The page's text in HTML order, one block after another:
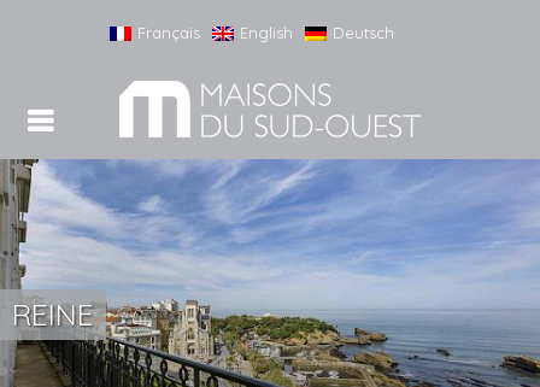
Français English Deutsch
REINE